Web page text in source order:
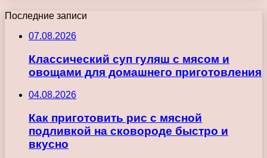
Последние записи
07.08.2026
Классический суп гуляш с мясом и
овощами для домашнего приготовления
04.08.2026
Как приготовить рис с мясной
подливкой на сковороде быстро и
вкусно